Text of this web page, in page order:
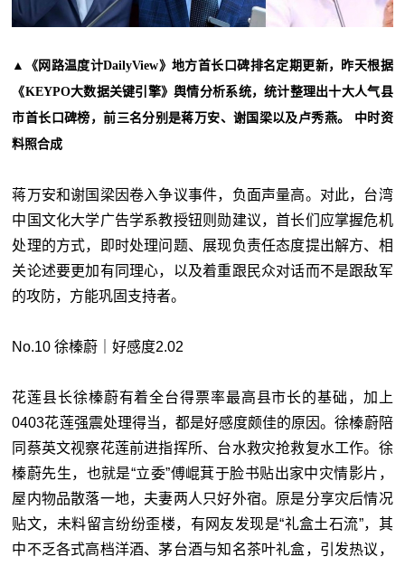
▲
《网路温度计DailyView》地方首长口碑排名定期更新，昨天根据
《KEYPO大数据关键引擎》舆情分析系统，统计整理出十大人气县
市首长口碑榜，前三名分别是蒋万安、谢国梁以及卢秀燕。 中时资
料照合成
蒋万安和谢国梁因卷入争议事件，负面声量高。对此，台湾
中国文化大学广告学系教授钮则勋建议，首长们应掌握危机
处理的方式，即时处理问题、展现负责任态度提出解方、相
关论述要更加有同理心，以及着重跟民众对话而不是跟敌军
的攻防，方能巩固支持者。
No.10 徐榛蔚｜好感度2.02
花莲县长徐榛蔚有着全台得票率最高县市长的基础，加上
0403花莲强震处理得当，都是好感度颇佳的原因。徐榛蔚陪
同蔡英文视察花莲前进指挥所、台水救灾抢救复水工作。徐
榛蔚先生，也就是“立委”傅崐萁于脸书贴出家中灾情影片，
屋内物品散落一地，夫妻两人只好外宿。原是分享灾后情况
贴文，未料留言纷纷歪楼，有网友发现是“礼盒土石流”，其
中不乏各式高档洋酒、茅台酒与知名茶叶礼盒，引发热议，